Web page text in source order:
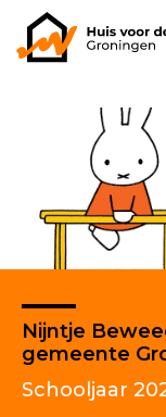
Nijntje
gemeente
Schooljaar